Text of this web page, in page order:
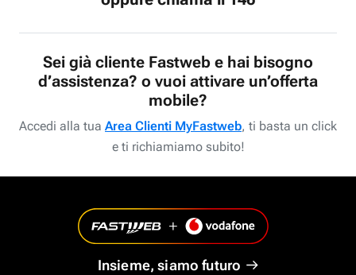
Sei già cliente Fastweb e hai bisogno
d’assistenza? o vuoi attivare un’offerta
mobile?
Accedi alla tua Area Clienti MyFastweb, ti basta un click
e ti richiamiamo subito!
Insieme, siamo futuro